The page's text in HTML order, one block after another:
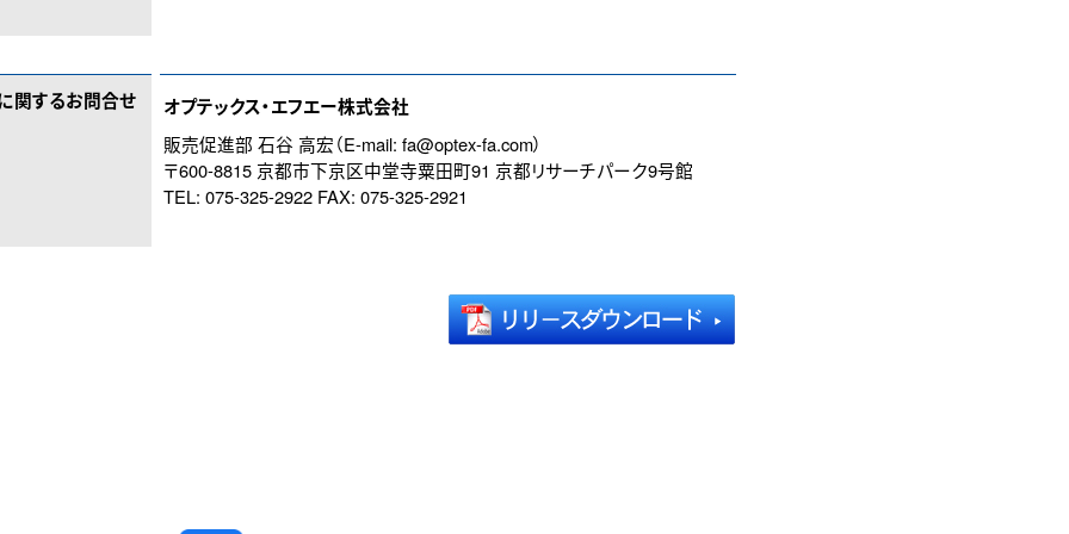
関するお問合せ オプテックス・エフエー株式会社
販売促進部 石谷 高宏（E-mail: fa@optex-fa.com）
〒600-8815 京都市下京区中堂寺粟田町91 京都リサーチパーク9号館
TEL: 075-325-2922 FAX: 075-325-2921